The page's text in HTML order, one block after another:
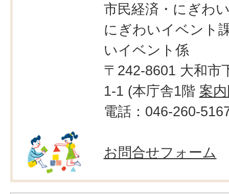
市民経済・にぎわ
にぎわいイベント
いイベント係
〒242-8601 大和市
1-1 (本庁舎1階 案
電話：046-260-
お問合せフォーム